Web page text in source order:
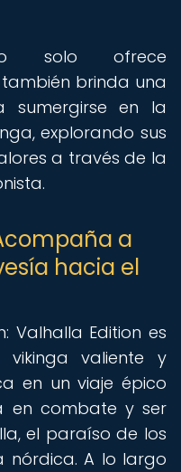
solo ofrece
brinda una
sumergirse en la
explorando sus
a través de la
a
hacia el
Valhalla Edition es
vikinga valiente y
en un viaje épico
en combate y ser
el paraíso de los
nórdica. A lo largo